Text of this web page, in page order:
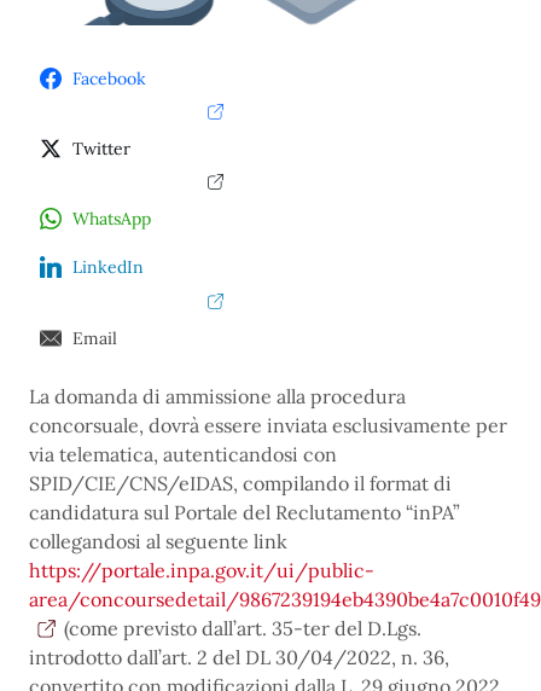
Facebook
Twitter
WhatsApp
LinkedIn
Email
La domanda di ammissione alla procedura
concorsuale, dovrà essere inviata esclusivamente per
via telematica, autenticandosi con
SPID/CIE/CNS/eIDAS, compilando il format di
candidatura sul Portale del Reclutamento “inPA”
collegandosi al seguente link
https://portale.inpa.gov.it/ui/public-
area/concoursedetail/
(come previsto dall’art. 35-ter del D.Lgs.
introdotto dall’art. 2 del DL 30/04/2022, n. 36,
convertito con modificazioni dalla L. 29 giugno 2022,